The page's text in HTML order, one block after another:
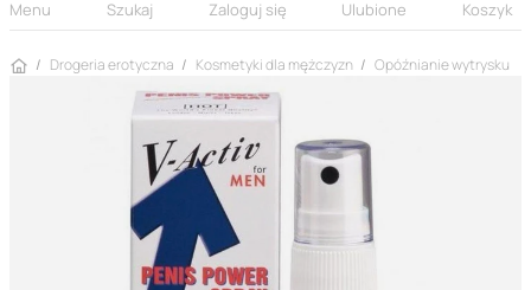
Menu Szukaj Zaloguj się Ulubione Koszyk
Strona główna
Drogeria erotyczna Kosmetyki dla mężczyzn Opóźnianie wytrysku